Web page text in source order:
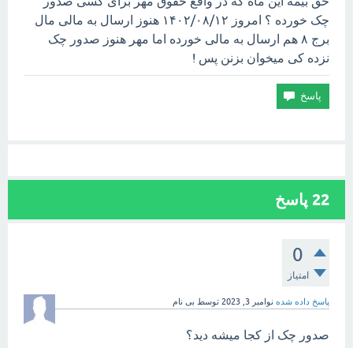
چک خورده ؟ امروز ۱۴۰۲/۰۸/۱۲ هنوز ارسال به مالی مال
برج ۸ هم ارسال به مالی خورده اما مهر هنوز صدور چک‌
نزده کی میخوان بزنن پس !
22 پاسخ
0
امتیاز
پاسخ داده شده نوامبر 3, 2023 توسط بی نام
صدور چک از کجا میشه دید؟